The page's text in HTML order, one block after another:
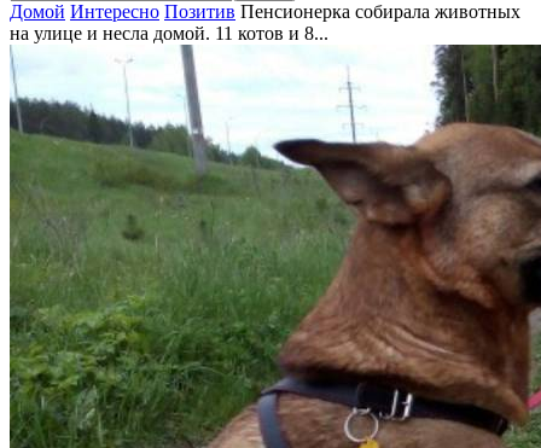
Домой Интересно Позитив Пенсионерка собирала животных
на улице и несла домой. 11 котов и 8...